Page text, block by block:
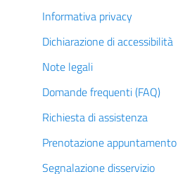
Informativa privacy
Dichiarazione di accessibilità
Note legali
Domande frequenti (FAQ)
Richiesta di assistenza
Prenotazione appuntamento
Segnalazione disservizio